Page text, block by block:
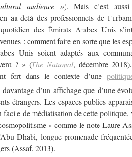
audience »). Mais c’est
au-delà des professionnels de
des Émirats Arabes Unis
: comment faire en sorte que les
Unis soient adaptés aux
? » (The National, décembre 2018)
fort dans le contexte d’une
d’un affichage que d’une
étrangers. Les espaces publics
facile de médiatisation de cette politique,
» comme le note Laure
Dhabi, longue promenade
(Assaf, 2013).